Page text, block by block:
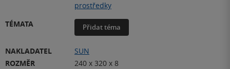
prostředky
TÉMATA
Přidat téma
NAKLADATEL
SUN
ROZMĚR
240 x 320 x 8